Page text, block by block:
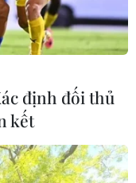
trình văn bản lên
cho phép các
toán thay thế
định đối thủ
kết